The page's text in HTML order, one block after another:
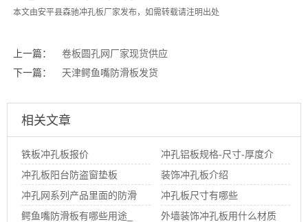
本文由安平县森驰冲孔板厂家发布，如需转载请注明出处
上一篇：
卷板圆孔网厂家现货供应
下一篇：
天津鳄鱼嘴防滑板发货
相关文章
铁板冲孔板报价
冲孔铝板规格-尺寸-厚度介
绍
冲孔板阳台防盗窗垫板
装饰冲孔板介绍
冲孔网系列产品里面的防滑
板有哪些种类
冲孔板尺寸有哪些
鳄鱼嘴防滑板有哪些用途_
外墙装饰冲孔板用什么材质